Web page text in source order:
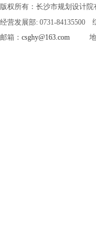
版权所有：长沙市规划设计院
经营发展部: 0731-84135500
邮箱： csghy@163.com 地址